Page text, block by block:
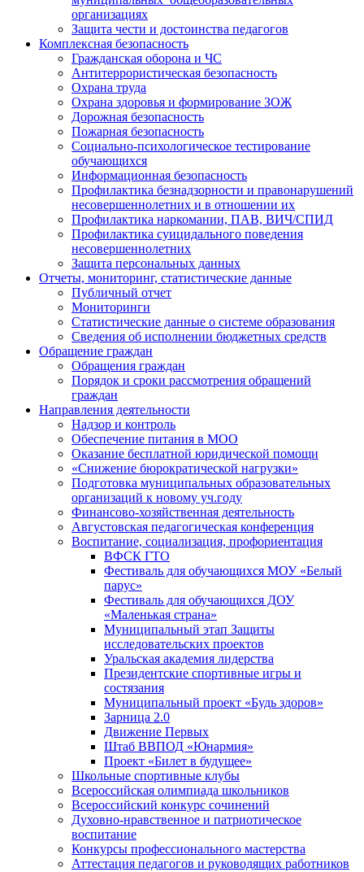
организациях
Защита чести и достоинства педагогов
Комплексная безопасность
Гражданская оборона и ЧС
Антитеррористическая безопасность
Охрана труда
Охрана здоровья и формирование ЗОЖ
Дорожная безопасность
Пожарная безопасность
Социально-психологическое тестирование
обучающихся
Информационная безопасность
Профилактика безнадзорности и правонарушений
несовершеннолетних и в отношении их
Профилактика наркомании, ПАВ, ВИЧ/СПИД
Профилактика суицидального поведения
несовершеннолетних
Защита персональных данных
Отчеты, мониторинг, статистические данные
Публичный отчет
Мониторинги
Статистические данные о системе образования
Сведения об исполнении бюджетных средств
Обращение граждан
Обращения граждан
Порядок и сроки рассмотрения обращений
граждан
Направления деятельности
Надзор и контроль
Обеспечение питания в МОО
Оказание бесплатной юридической помощи
«Снижение бюрократической нагрузки»
Подготовка муниципальных образовательных
организаций к новому уч.году
Финансово-хозяйственная деятельность
Августовская педагогическая конференция
Воспитание, социализация, профориентация
ВФСК ГТО
Фестиваль для обучающихся МОУ «Белый
парус»
Фестиваль для обучающихся ДОУ
«Маленькая страна»
Муниципальный этап Защиты
исследовательских проектов
Уральская академия лидерства
Президентские спортивные игры и
состязания
Муниципальный проект «Будь здоров»
Зарница 2.0
Движение Первых
Штаб ВВПОД «Юнармия»
Проект «Билет в будущее»
Школьные спортивные клубы
Всероссийская олимпиада школьников
Всероссийский конкурс сочинений
Духовно-нравственное и патриотическое
воспитание
Конкурсы профессионального мастерства
Аттестация педагогов и руководящих работников